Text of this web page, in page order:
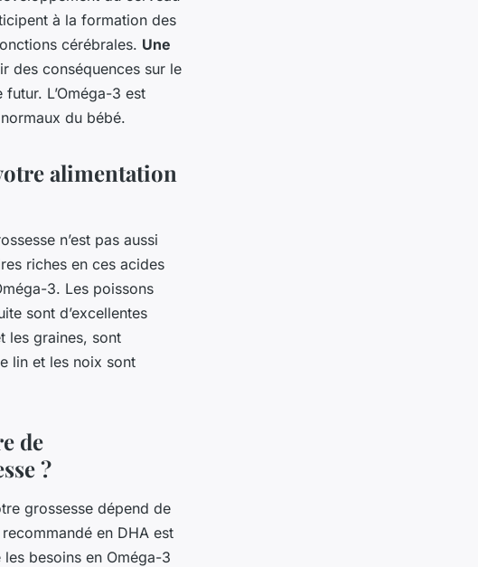
à la formation des
cérébrales. Une
des conséquences sur le
L’Oméga-3 est
du bébé.
alimentation
n’est pas aussi
riches en ces acides
3. Les poissons
sont d’excellentes
les graines, sont
lin et les noix sont
de
?
grossesse dépend de
en DHA est
besoins en Oméga-3